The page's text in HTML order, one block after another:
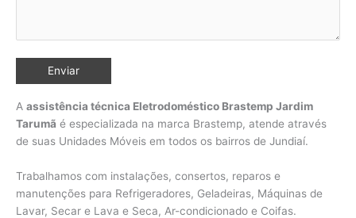
A assistência técnica Eletrodoméstico Brastemp Jardim
Tarumã é especializada na marca Brastemp, atende através
de suas Unidades Móveis em todos os bairros de Jundiaí.
Trabalhamos com instalações, consertos, reparos e
manutenções para Refrigeradores, Geladeiras, Máquinas de
Lavar, Secar e Lava e Seca, Ar-condicionado e Coifas.